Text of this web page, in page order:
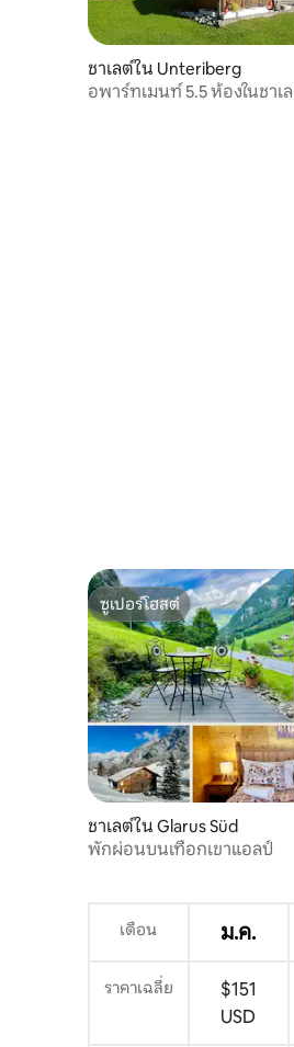
ชาเลต์ใน Unteriberg
อพาร์ทเมนท์ 5.5 ห้องในชาเ
ซูเปอร์โฮสต์
ซูเปอร์โฮสต์
ชาเลต์ใน Glarus Süd
พักผ่อนบนเทือกเขาแอลป์
เดือน ม.ค.
ราคาเฉลี่ย
$151
USD